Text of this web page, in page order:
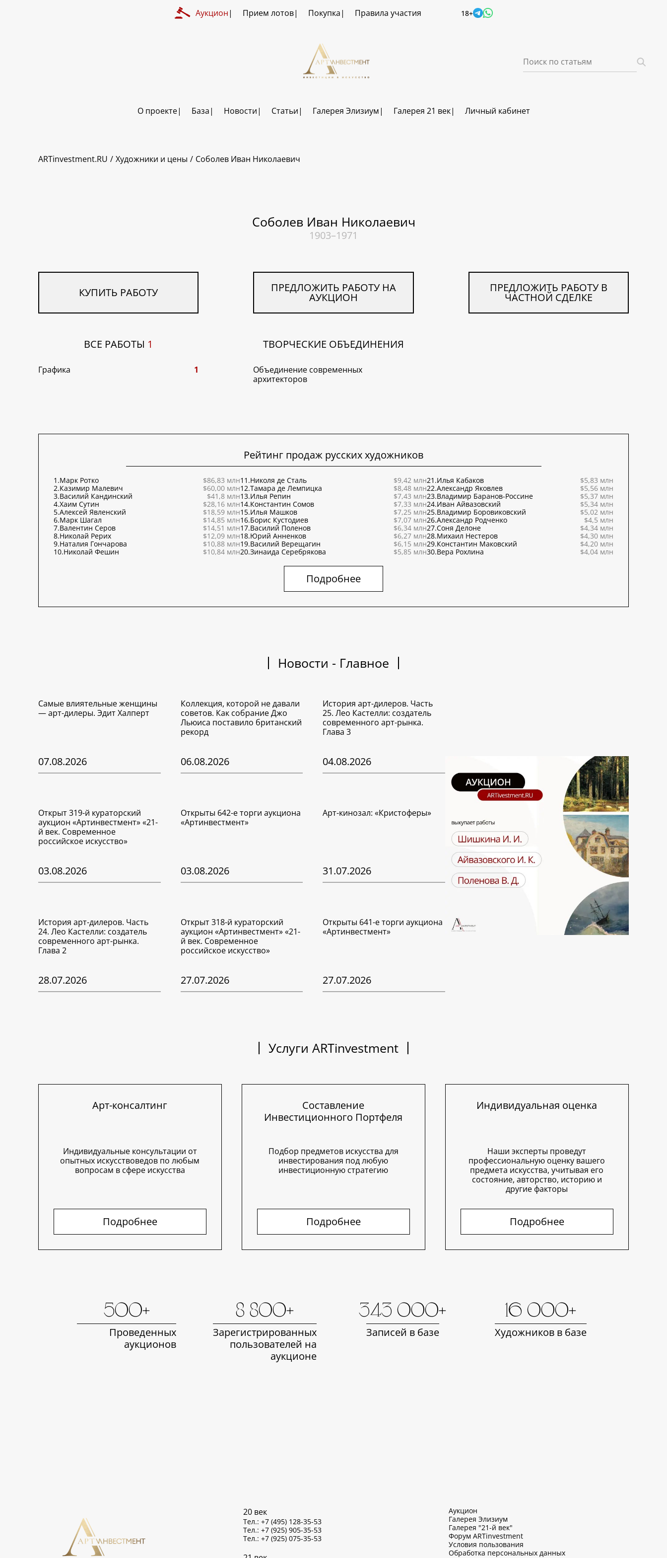
Аукцион Прием лотов Покупка Правила участия 18+
О проекте База Новости Статьи Галерея Элизиум Галерея 21 век Личный кабинет
ARTinvestment.RU Художники и цены Соболев Иван Николаевич
Соболев Иван Николаевич
1903–1971
КУПИТЬ РАБОТУ ПРЕДЛОЖИТЬ РАБОТУ НА
АУКЦИОН
ПРЕДЛОЖИТЬ РАБОТУ В
ЧАСТНОЙ СДЕЛКЕ
ВСЕ РАБОТЫ 1
Графика 1
ТВОРЧЕСКИЕ ОБЪЕДИНЕНИЯ
Объединение современных
архитекторов
Рейтинг продаж русских художников
1.Марк Ротко
$86,83 млн
2.Казимир Малевич
$60,00 млн
3.Василий Кандинский
$41,8 млн
4.Хаим Сутин
$28,16 млн
5.Алексей Явленский
$18,59 млн
6.Марк Шагал
$14,85 млн
7.Валентин Серов
$14,51 млн
8.Николай Рерих
$12,09 млн
9.Наталия Гончарова
$10,88 млн
10.Николай Фешин $10,84 млн
11.Николя де Сталь
$9,42 млн
12.Тамара де Лемпицка
$8,48 млн
13.Илья Репин
$7,43 млн
14.Константин Сомов
$7,33 млн
15.Илья Машков
$7,25 млн
16.Борис Кустодиев
$7,07 млн
17.Василий Поленов
$6,34 млн
18.Юрий Анненков
$6,27 млн
19.Василий Верещагин
$6,15 млн
20.Зинаида Серебрякова $5,85 млн
21.Илья Кабаков
$5,83 млн
22.Александр Яковлев
$5,56 млн
23.Владимир Баранов-Россине
$5,37 млн
24.Иван Айвазовский
$5,34 млн
25.Владимир Боровиковский
$5,02 млн
26.Александр Родченко
$4,5 млн
27.Соня Делоне
$4,34 млн
28.Михаил Нестеров
$4,30 млн
29.Константин Маковский
$4,20 млн
30.Вера Рохлина $4,04 млн
Подробнее
Новости - Главное
Самые влиятельные женщины
— арт-дилеры. Эдит Халперт
07.08.2026
Коллекция, которой не давали
советов. Как собрание Джо
Льюиса поставило британский
рекорд
06.08.2026
История арт-дилеров. Часть
25. Лео Кастелли: создатель
современного арт-рынка.
Глава 3
04.08.2026
Открыт 319-й кураторский
аукцион «Артинвестмент» «21-
й век. Современное
российское искусство»
03.08.2026
Открыты 642-е торги аукциона
«Артинвестмент»
03.08.2026
Арт-кинозал: «Кристоферы»
31.07.2026
История арт-дилеров. Часть
24. Лео Кастелли: создатель
современного арт-рынка.
Глава 2
28.07.2026
Открыт 318-й кураторский
аукцион «Артинвестмент» «21-
й век. Современное
российское искусство»
27.07.2026
Открыты 641-е торги аукциона
«Артинвестмент»
27.07.2026
Услуги ARTinvestment
Арт-консалтинг
Индивидуальные консультации от
опытных искусствоведов по любым
вопросам в сфере искусства
Подробнее
Составление
Инвестиционного Портфеля
Подбор предметов искусства для
инвестирования под любую
инвестиционную стратегию
Подробнее
Индивидуальная оценка
Наши эксперты проведут
профессиональную оценку вашего
предмета искусства, учитывая его
состояние, авторство, историю и
другие факторы
Подробнее
500+
Проведенных
аукционов
8 800+
Зарегистрированных
пользователей на
аукционе
343 000+
Записей в базе
16 000+
Художников в базе
20 век
Тел.: +7 (495) 128-35-53
Тел.: +7 (925) 905-35-53
Тел.: +7 (925) 075-35-53
Аукцион
Галерея Элизиум
Галерея "21-й век"
Форум ARTinvestment
Условия пользования
Обработка персональных данных